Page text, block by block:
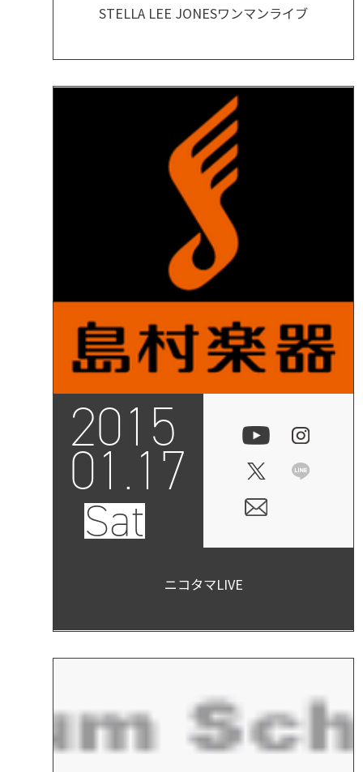
STELLA LEE JONESワンマンライブ
2015
01.17
Sat
ニコタマLIVE